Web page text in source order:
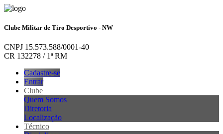
Clube Militar de Tiro Desportivo - NW
CNPJ 15.573.588/0001-40
CR 132278 / 1ª RM
Cadastre-se
Entrar
Clube
Quem Somos
Diretoria
Localização
Técnico